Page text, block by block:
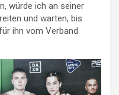
würde ich an seiner
und warten, bis
ihn vom Verband